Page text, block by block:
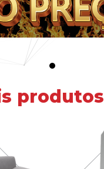
produtos